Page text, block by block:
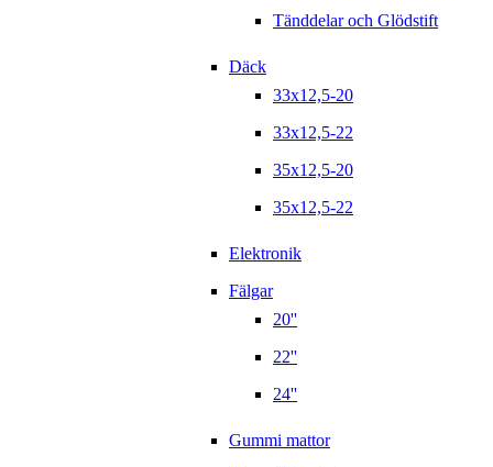
Tänddelar och Glödstift
Däck
33x12,5-20
33x12,5-22
35x12,5-20
35x12,5-22
Elektronik
Fälgar
20''
22''
24''
Gummi mattor